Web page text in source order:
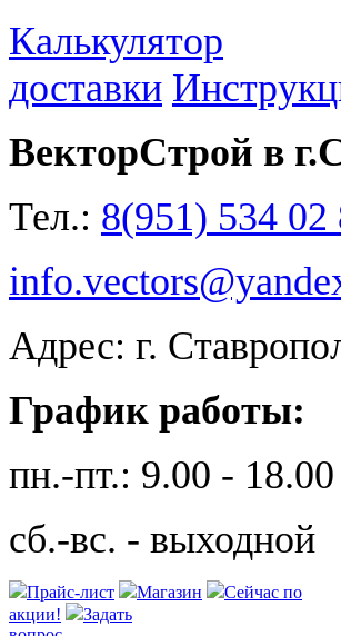
Калькулятор
доставки
ВекторСтрой в
Тел.: 8(951) 534 02
Адрес: г.
График работы:
пн.-пт.: 9.00 - 18.00
сб.-вс. - выходной
Прайс-лист Магазин
Сейчас по
акции!
Задать